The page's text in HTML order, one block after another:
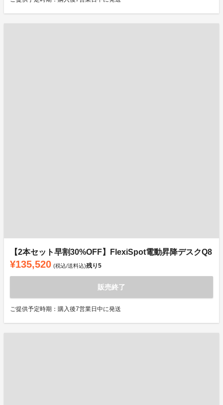
【2本セット早割30%OFF】FlexiSpot電動昇降デスクQ8
¥135,520 (税込/送料込)残り5
販売終了
ご提供予定時期：購入後7営業日中に発送